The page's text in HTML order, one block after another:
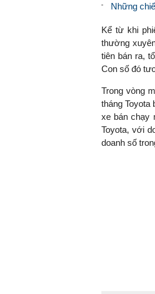
Những
Kể từ khi
thường
tiên bán ra,
Con số đó
Trong vòng
tháng Toyota
xe bán chạy
Toyota, với
doanh số